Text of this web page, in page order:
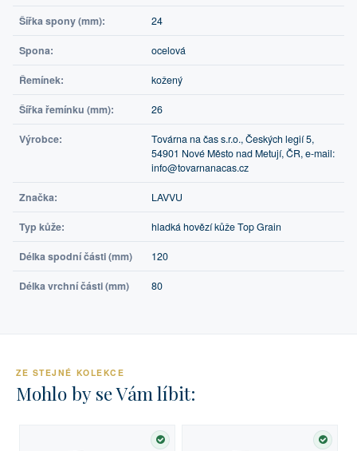
Šířka spony (mm): 24
Spona: ocelová
Řemínek: kožený
Šířka řemínku (mm): 26
Výrobce:
Továrna na čas s.r.o., Českých legií 5,
54901 Nové Město nad Metují, ČR, e-mail:
info@tovarnanacas.cz
Značka: LAVVU
Typ kůže: hladká hovězí kůže Top Grain
Délka spodní části (mm) 120
Délka vrchní části (mm) 80
ZE STEJNÉ KOLEKCE
Mohlo by se Vám líbit:
SKLADEM